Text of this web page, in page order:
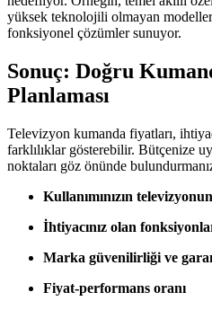
yüksek teknolojili olmayan
fonksiyonel çözümler sunuyor.
Sonuç: Doğru
Planlaması
Televizyon kumanda fiyatları,
farklılıklar gösterebilir. Bütçenize
noktaları göz önünde
Kullanımınızın
İhtiyacınız olan
Marka güvenilirliği ve
Fiyat-performans oranı